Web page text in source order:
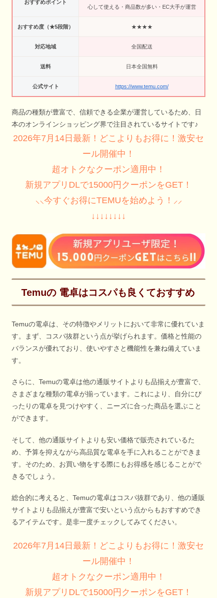
おすすめポイント
心して使える・商品数が多い・EC大手が運営
おすすめ度（★5段階） ★★★★
対応地域 全国配送
送料 日本全国無料
公式サイト https://www.temu.com/
商品の種類が豊富で、信頼できる企業が運営しているため、日
本のオンラインショッピング界で注目されているサイトです♪
2026年7月14日最新！どこよりもお得に！激安セ
ール開催中！
超オトクなクーポン適用中！
新規アプリDLで15000円クーポンをGET！
⸜⸜今すぐお得にTEMUを始めよう！⸝⸝
↓↓↓↓↓↓↓↓
Temuの 電卓はコスパも良くておすすめ
Temuの電卓は、その特徴やメリットにおいて非常に優れていま
す。まず、コスパ抜群という点が挙げられます。価格と性能の
バランスが優れており、使いやすさと機能性を兼ね備えていま
す。
さらに、Temuの電卓は他の通販サイトよりも品揃えが豊富で、
さまざまな種類の電卓が揃っています。これにより、自分にぴ
ったりの電卓を見つけやすく、ニーズに合った商品を選ぶこと
ができます。
そして、他の通販サイトよりも安い価格で販売されているた
め、予算を抑えながら高品質な電卓を手に入れることができま
す。そのため、お買い物をする際にもお得感を感じることがで
きるでしょう。
総合的に考えると、Temuの電卓はコスパ抜群であり、他の通販
サイトよりも品揃えが豊富で安いという点からもおすすめでき
るアイテムです。是非一度チェックしてみてください。
2026年7月14日最新！どこよりもお得に！激安セ
ール開催中！
超オトクなクーポン適用中！
新規アプリDLで15000円クーポンをGET！